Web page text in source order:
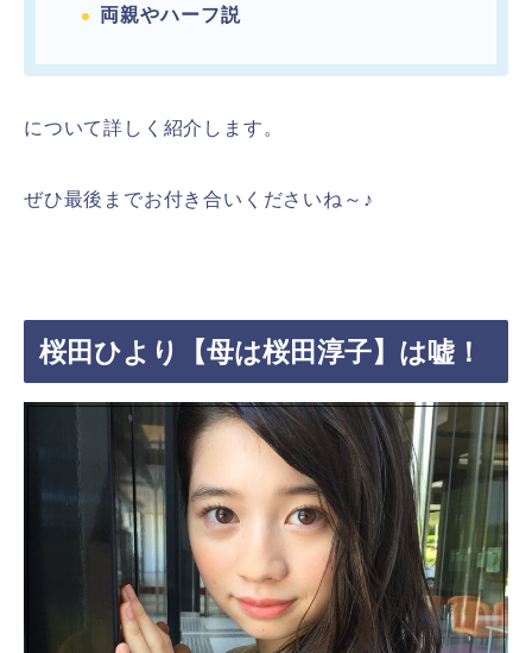
両親やハーフ説
について詳しく紹介します。
ぜひ最後までお付き合いくださいね～♪
桜田ひより【母は桜田淳子】は嘘！